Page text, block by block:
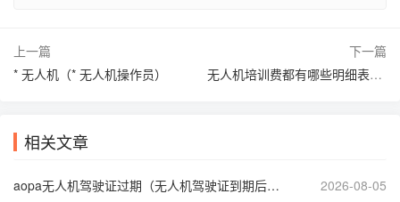
上一篇
* 无人机（* 无人机操作员）
下一篇
无人机培训费都有哪些明细表呢（无人机培训是* 吗）
相关文章
aopa无人机驾驶证过期（无人机驾驶证到期后怎么审证）
2026-08-05